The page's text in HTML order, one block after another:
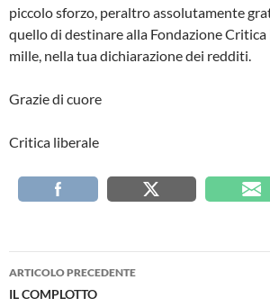
piccolo sforzo, peraltro assolutamente
quello di destinare alla Fondazione
mille, nella tua dichiarazione dei redditi.
Grazie di cuore
Critica liberale
Navigazione
articolo
ARTICOLO PRECEDENTE
IL COMPLOTTO